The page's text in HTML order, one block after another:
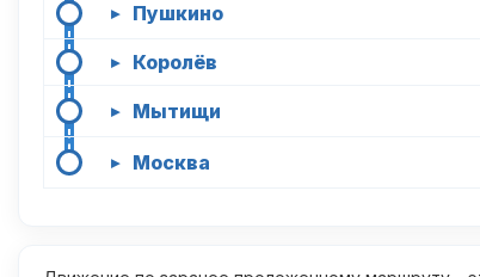
▸ Пушкино
▸ Королёв
▸ Мытищи
▸ Москва